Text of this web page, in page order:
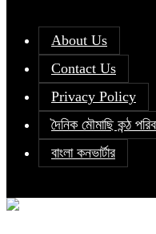
About Us
Contact Us
Privacy Policy
দৈনিক মৌমাছি কন্ঠ
বাংলা কনভার্টার